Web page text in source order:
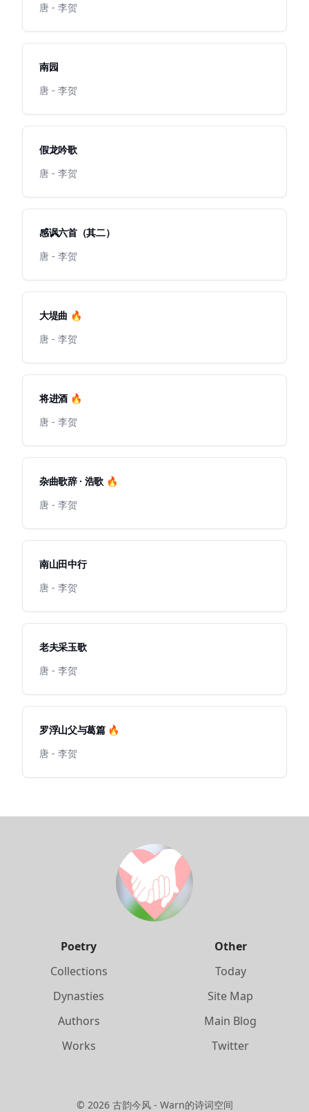
唐 - 李贺
南园
唐 - 李贺
假龙吟歌
唐 - 李贺
感讽六首（其二）
唐 - 李贺
大堤曲 🔥
唐 - 李贺
将进酒 🔥
唐 - 李贺
杂曲歌辞 · 浩歌 🔥
唐 - 李贺
南山田中行
唐 - 李贺
老夫采玉歌
唐 - 李贺
罗浮山父与葛篇 🔥
唐 - 李贺
Poetry
Collections
Dynasties
Authors
Works
Other
Today
Site Map
Main Blog
Twitter
© 2026古韵今风 - Warn的诗词空间